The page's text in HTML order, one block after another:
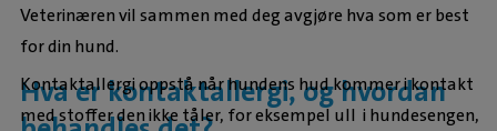
Veterinæren vil sammen med deg avgjøre hva som er best
for din hund.
Hva er kontaktallergi, og hvordan
Kontaktallergi oppstå når hundens hud kommer i kontakt
med stoffer den ikke tåler, for eksempel ull i hundesengen,